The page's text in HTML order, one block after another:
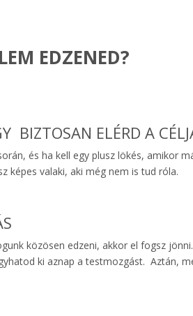
EDZENED?
BIZTOSAN ELÉRD A
és ha kell egy plusz lökés, amikor
képes valaki, aki még nem is tud róla.
közösen edzeni, akkor el fogsz
ki aznap a testmozgást. Aztán,